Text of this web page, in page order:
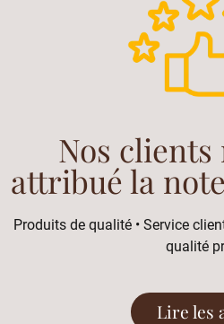
Nos
attribué la
Produits de qualité • Service
qualité
Lire les